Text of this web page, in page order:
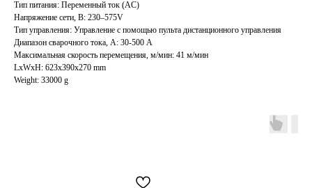
Тип питания: Переменный ток (AC)
Напряжение сети, В: 230–575V
Тип управления: Управление с помощью пульта дистанционного управления
Диапазон сварочного тока, А: 30-500 А
Максимальная скорость перемещения, м/мин: 41 м/мин
LxWxH: 623x390x270 mm
Weight: 33000 g